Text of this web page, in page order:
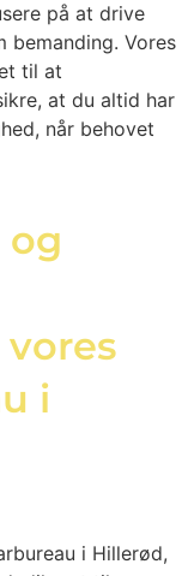
på at drive
bemanding. Vores
til at
at du altid har
når behovet
i
i Hillerød,